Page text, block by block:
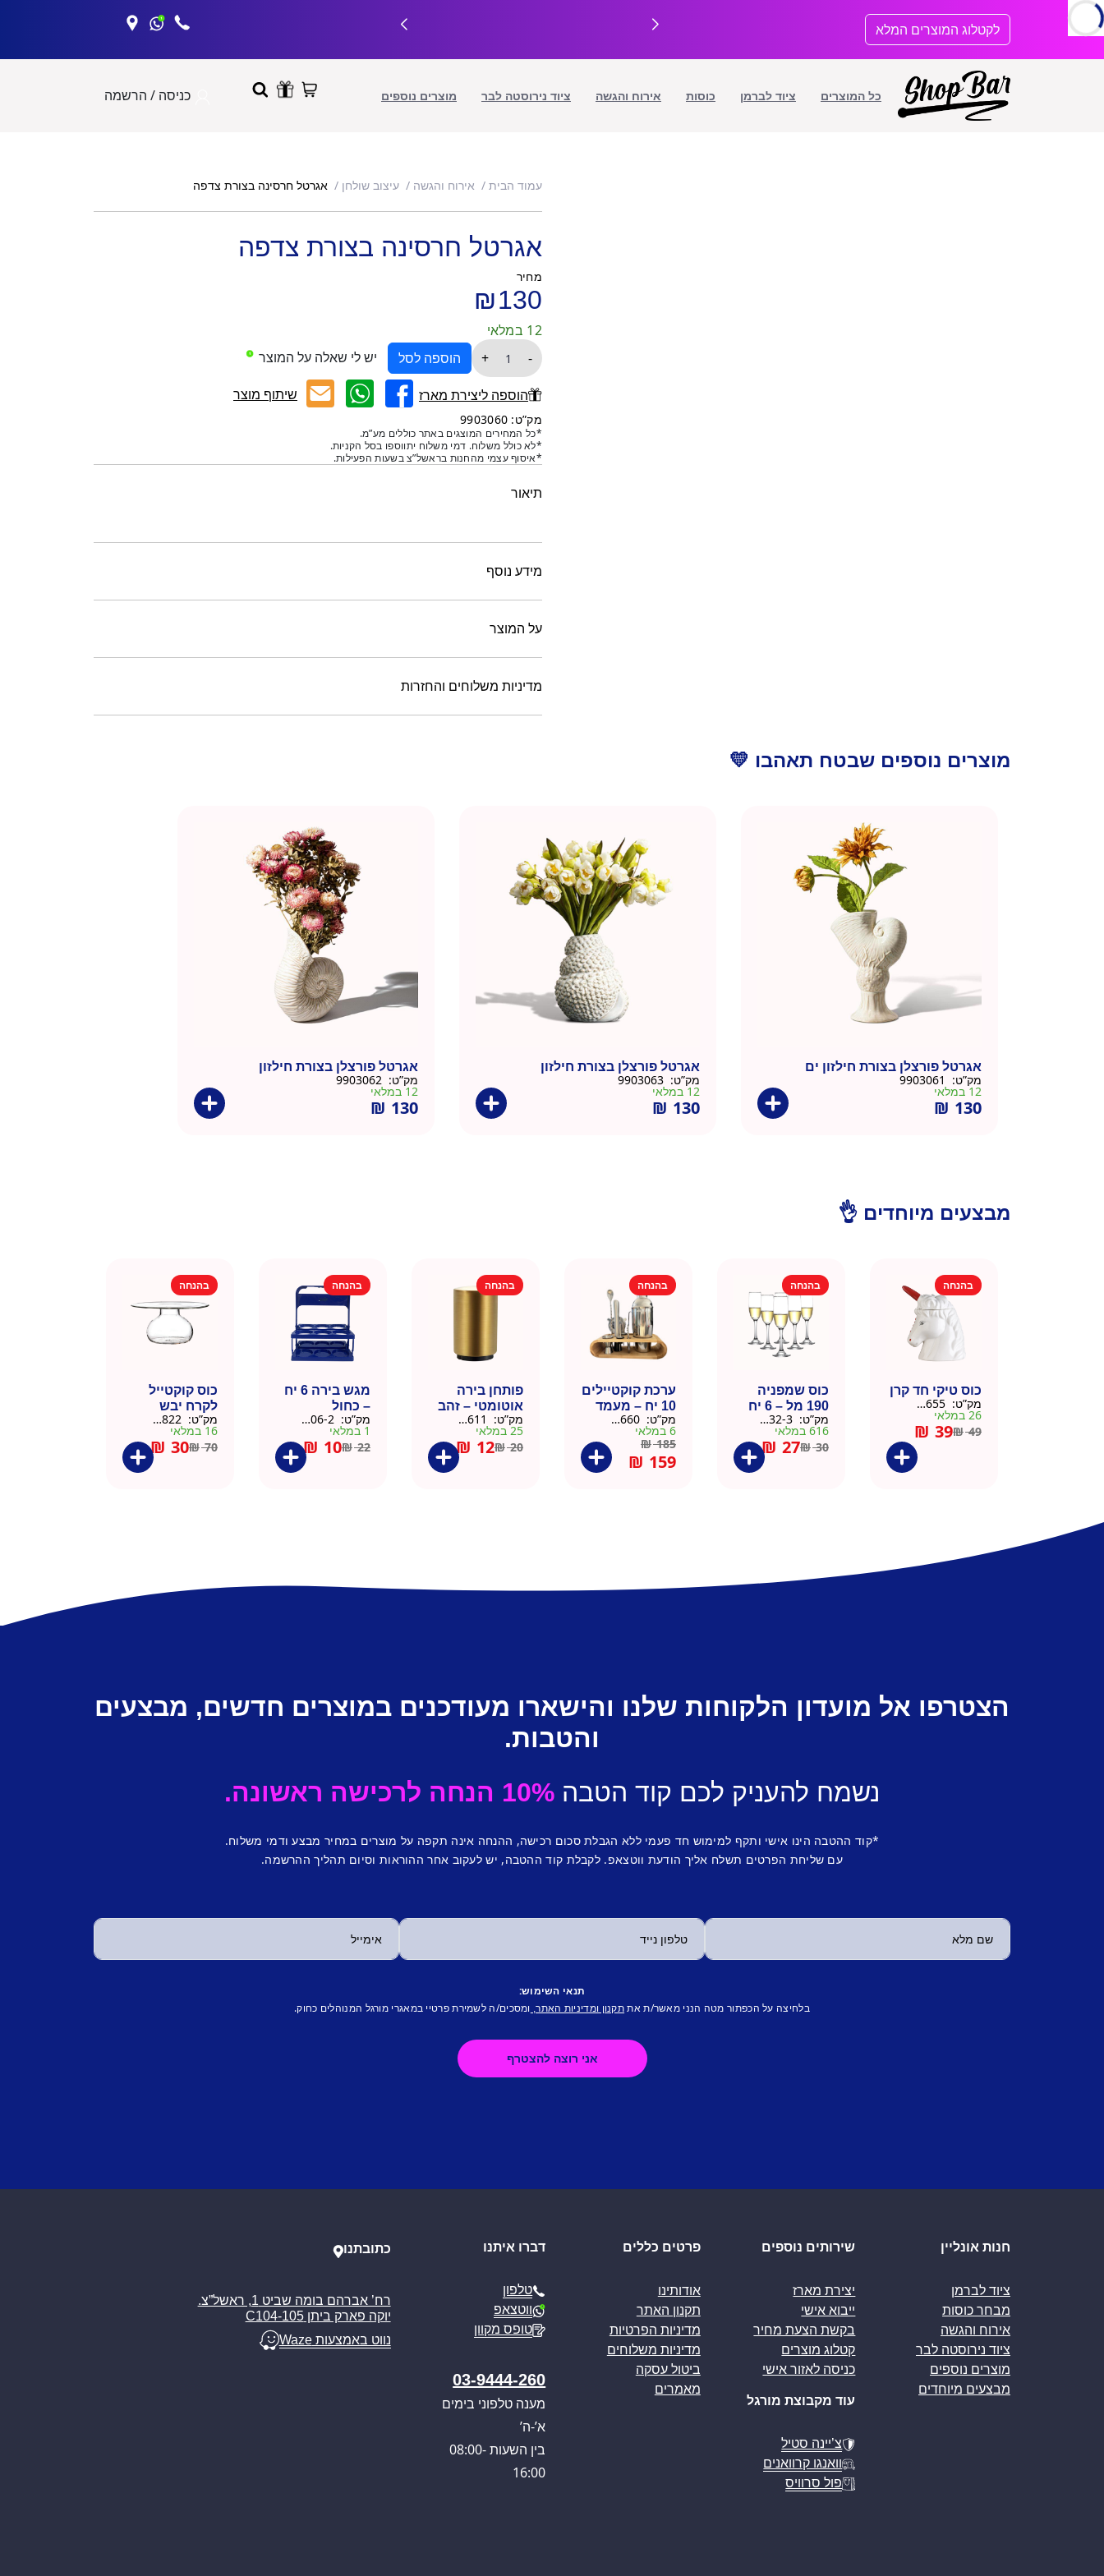
לתוכן
לקטלוג המוצרים המלא
כל המוצרים ציוד לברמן כוסות אירוח והגשה ציוד נירוסטה לבר מוצרים נוספים כניסה / הרשמה
עמוד הבית אירוח והגשה עיצוב שולחן אגרטל חרסינה בצורת צדפה
אגרטל חרסינה בצורת צדפה
מחיר
₪130
12 במלאי
-
כמות
אגרטל
חרסינה
בצורת
צדפה
+ הוספה לסל יש לי שאלה על המוצר
הוספה ליצירת מארז שיתוף מוצר
מק”ט: 9903060
*כל המחירים המוצגים באתר כוללים מע”מ.
*לא כולל משלוח. דמי משלוח יתווספו בסל הקניות.
*איסוף עצמי מהחנות בראשל”צ בשעות הפעילות.
תיאור
מידע נוסף
על המוצר
מדיניות משלוחים והחזרות
מוצרים נוספים שבטח תאהבו 💛
אגרטל פורצלן בצורת חילזון ים
מק”ט:
12 במלאי
₪ 130
אגרטל פורצלן בצורת חילזון
מק”ט: 9903063
12 במלאי
₪ 130
אגרטל פורצלן בצורת חילזון
מק”ט: 9903062
12 במלאי
₪ 130
מבצעים מיוחדים 👌
בהנחה
כוס טיקי חד קרן
מק”ט:
26 במלאי
₪49
₪ 39
בהנחה
כוס שמפניה
190 מל – 6 יח
מק”ט:
616 במלאי
₪30
₪ 27
בהנחה
ערכת קוקטיילים
10 יח – מעמד
עץ
מק”ט:
6 במלאי
₪185
₪ 159
בהנחה
פותחן בירה
אוטומטי – זהב
מק”ט:
25 במלאי
₪20
₪ 12
בהנחה
מגש בירה 6 יח
– כחול
מק”ט:
1 במלאי
₪22
₪ 10
בהנחה
כוס קוקטייל
לקרח יבש
צלוחית 450 מל
מק”ט:
16 במלאי
₪70
₪ 30
הצטרפו אל מועדון הלקוחות שלנו והישארו מעודכנים במוצרים חדשים, מבצעים
והטבות.
נשמח להעניק לכם קוד הטבה 10% הנחה לרכישה ראשונה.
*קוד ההטבה הינו אישי ותקף למימוש חד פעמי ללא הגבלת סכום רכישה, ההנחה אינה תקפה על מוצרים במחיר מבצע ודמי משלוח.
עם שליחת הפרטים תשלח אליך הודעת ווטצאפ. לקבלת קוד ההטבה, יש לעקוב אחר ההוראות וסיום תהליך ההרשמה.
תנאי השימוש:
בלחיצה על הכפתור מטה הנני מאשר/ת את תקנון ומדיניות האתר, ומסכים/ה לשמירת פרטיי במאגרי מורגל המנוהלים כחוק.
חנות אונליין
ציוד לברמן
מבחר כוסות
אירוח והגשה
ציוד נירוסטה לבר
מוצרים נוספים
מבצעים מיוחדים
שירותים נוספים
יצירת מארז
ייבוא אישי
בקשת הצעת מחיר
קטלוג מוצרים
כניסה לאזור אישי
עוד מקבוצת מורגל
צ’יינה סטיל
וואנגו קרוואנים
פול סרוויס
פרטים כללים
אודותינו
תקנון האתר
מדיניות הפרטיות
מדיניות משלוחים
ביטול עסקה
מאמרים
דברו איתנו
טלפון
ווטצאפ
טופס מקוון
03-9444-260
מענה טלפוני בימים
א’-ה’
בין השעות 08:00-
16:00
כתובתנו
רח’ אברהם בומה שביט 1, ראשל”צ.
יוקה פארק ביתן C104-105
נווט באמצעות Waze